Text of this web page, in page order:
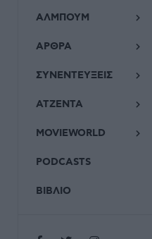
ΑΛΜΠΟΥΜ
ΑΡΘΡΑ
ΣΥΝΕΝΤΕΥΞΕΙΣ
ΑΤΖΕΝΤΑ
MOVIEWORLD
PODCASTS
ΒΙΒΛΙΟ